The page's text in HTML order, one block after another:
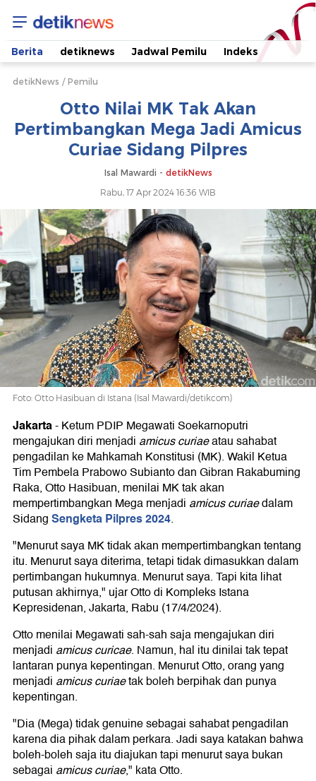
Otto
Nilai
MK
Tak
Akan
Pertimbangkan
Mega
Jadi
Amicus
Curiae
Sidang
Pilpres
Berita detiknews Jadwal Pemilu Indeks
detikNews Pemilu
Otto Nilai MK Tak Akan
Pertimbangkan Mega Jadi Amicus
Curiae Sidang Pilpres
Isal Mawardi - detikNews
Rabu, 17 Apr 2024 16:36 WIB
Foto: Otto Hasibuan di Istana (Isal Mawardi/detikcom)
Jakarta-Ketum PDIP Megawati Soekarnoputri
mengajukan diri menjadi amicus curiaeatau sahabat
pengadilan ke Mahkamah Konstitusi (MK). Wakil Ketua
Tim Pembela Prabowo Subianto dan Gibran Rakabuming
Raka, Otto Hasibuan, menilai MK tak akan
mempertimbangkan Mega menjadi amicus curiaedalam
SidangSengketa Pilpres 2024.
"Menurut saya MK tidak akan mempertimbangkan tentang
itu. Menurut saya diterima, tetapi tidak dimasukkan dalam
pertimbangan hukumnya. Menurut saya. Tapi kita lihat
putusan akhirnya," ujar Otto di Kompleks Istana
Kepresidenan, Jakarta, Rabu (17/4/2024).
Otto menilai Megawati sah-sah saja mengajukan diri
menjadi amicus curicae. Namun, hal itu dinilai tak tepat
lantaran punya kepentingan. Menurut Otto, orang yang
menjadi amicus curiaetak boleh berpihak dan punya
kepentingan.
"Dia (Mega) tidak genuine sebagai sahabat pengadilan
karena dia pihak dalam perkara. Jadi saya katakan bahwa
boleh-boleh saja itu diajukan tapi menurut saya bukan
sebagai amicus curiae," kata Otto.